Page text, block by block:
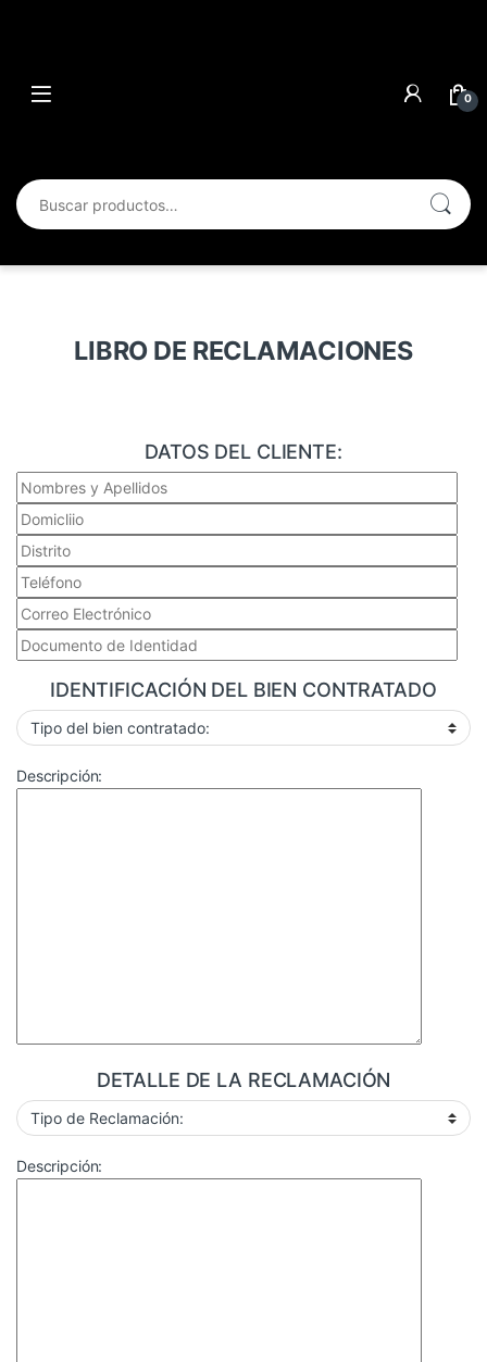
0
Buscar por:
LIBRO DE RECLAMACIONES
DATOS DEL CLIENTE:
IDENTIFICACIÓN DEL BIEN CONTRATADO
Descripción:
DETALLE DE LA RECLAMACIÓN
Descripción: